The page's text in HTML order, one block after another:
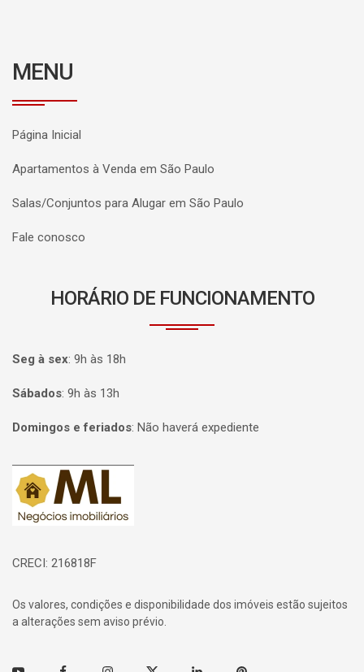
MENU
Página Inicial
Apartamentos à Venda em São Paulo
Salas/Conjuntos para Alugar em São Paulo
Fale conosco
HORÁRIO DE FUNCIONAMENTO
Seg à sex: 9h às 18h
Sábados: 9h às 13h
Domingos e feriados: Não haverá expediente
Página inicial
CRECI: 216818F
Os valores, condições e disponibilidade dos imóveis estão sujeitos
a alterações sem aviso prévio.